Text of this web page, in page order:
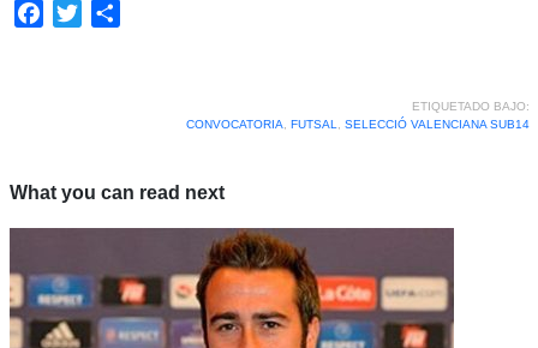
Facebook
Twitter
ETIQUETADO BAJO:
CONVOCATORIA, FUTSAL, SELECCIÓ VALENCIANA SUB14
What you can read next